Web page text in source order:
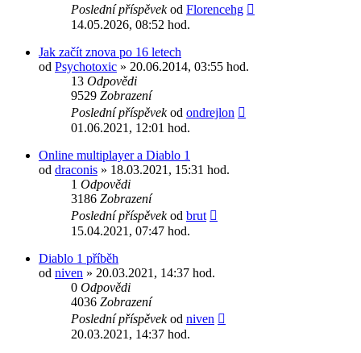
Poslední příspěvekod Florencehg
14.05.2026, 08:52 hod.
Jak začít znova po 16 letech
od Psychotoxic » 20.06.2014, 03:55 hod.
13 Odpovědi
9529 Zobrazení
Poslední příspěvekod ondrejlon
01.06.2021, 12:01 hod.
Online multiplayer a Diablo 1
od draconis » 18.03.2021, 15:31 hod.
1 Odpovědi
3186 Zobrazení
Poslední příspěvekod brut
15.04.2021, 07:47 hod.
Diablo 1 příběh
od niven » 20.03.2021, 14:37 hod.
0 Odpovědi
4036 Zobrazení
Poslední příspěvekod niven
20.03.2021, 14:37 hod.